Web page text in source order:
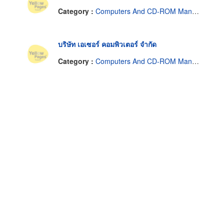
Category : Computers And CD-ROM Manufacturers
บริษัท เอเซอร์ คอมพิวเตอร์ จำกัด
Category : Computers And CD-ROM Manufacturers